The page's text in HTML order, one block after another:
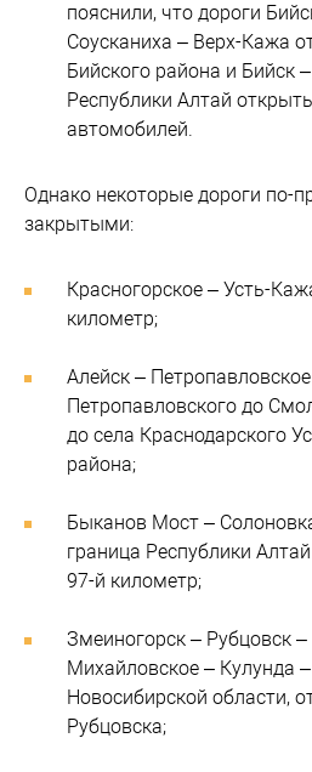
пояснили, что дороги
Соусканиха – Верх-Кажа
Бийского района и Бийск
Республики Алтай
автомобилей.
Однако некоторые дороги по-
закрытыми:
Красногорское – Усть-
километр;
Алейск –
Петропавловского до
до села Краснодарского
района;
Быканов Мост –
граница Республики
97-й километр;
Змеиногорск – Рубцовск
Михайловское – Кулунда
Новосибирской области,
Рубцовска;